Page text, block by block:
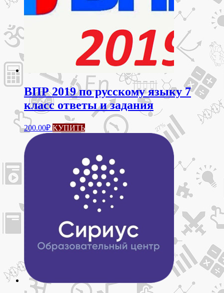
ВПР 2019 по русскому языку 7
класс ответы и задания
200.00₽ КУПИТЬ